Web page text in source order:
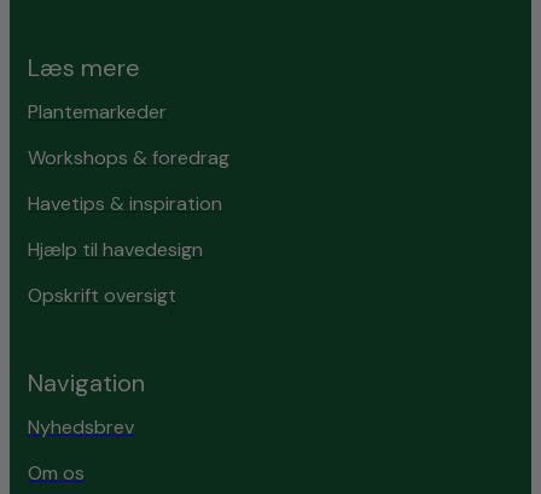
Læs mere
Plantemarkeder
Workshops & foredrag
Havetips & inspiration
Hjælp til havedesign
Opskrift oversigt
Navigation
Nyhedsbrev
Om os